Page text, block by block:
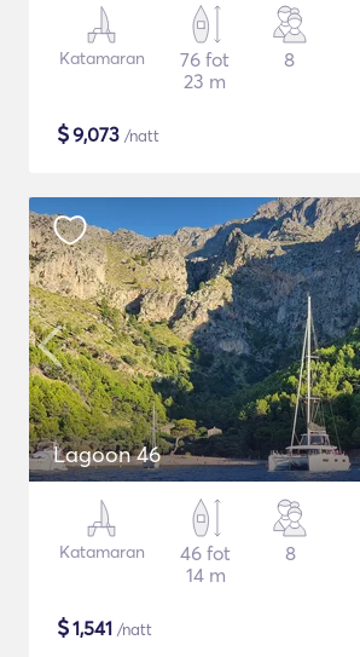
Katamaran
76 fot
23 m
8
$9,073 /natt
Lagoon 46
Katamaran
46 fot
14 m
8
$1,541 /natt